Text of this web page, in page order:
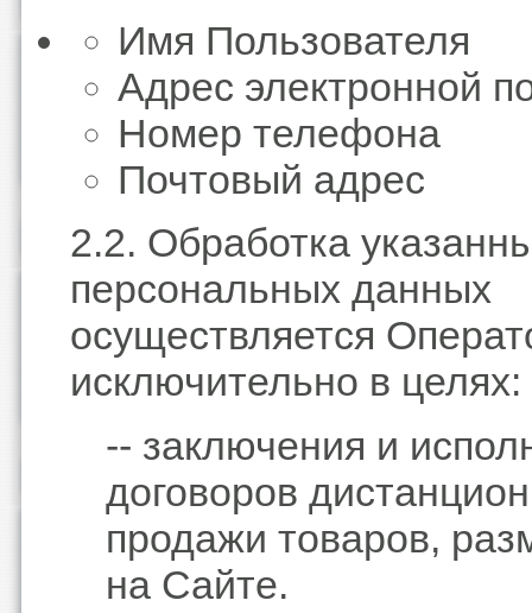
Имя Пользователя
Адрес электронной
Номер телефона
Почтовый адрес
2.2. Обработка
персональных данных
осуществляется
исключительно в целях:
-- заключения и
договоров
продажи товаров,
на Сайте.